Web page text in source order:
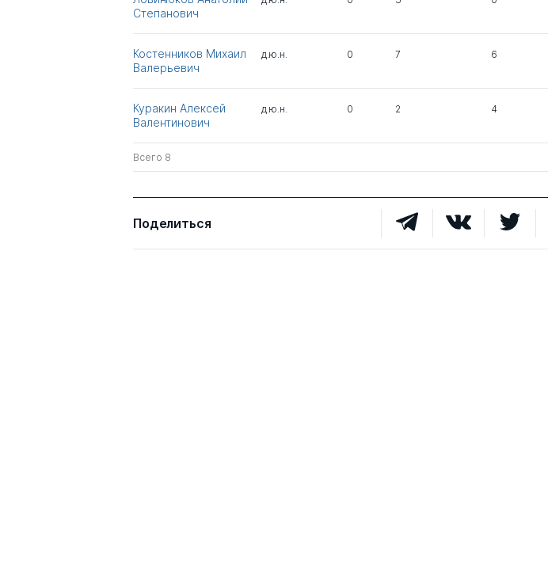
Степанович
Костенников Михаил
Валерьевич
д.ю.н. 0 7 6
Куракин Алексей
Валентинович
д.ю.н. 0 2 4
Всего 8
Поделиться